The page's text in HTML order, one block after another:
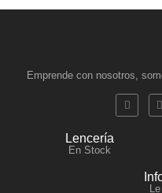
Emprende con nosotros,
Lencería
En Stock